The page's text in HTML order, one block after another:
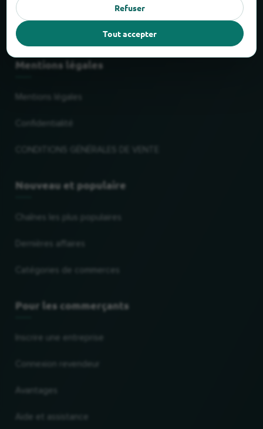
Faits et chiffres
Partenaires
Mentions légales
Nouveau et populaire
Pour les commerçants
Avantages
Refuser
Tout accepter